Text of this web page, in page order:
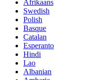
Afrikaans
Swedish
Polish
Basque
Catalan
Esperanto
Hindi
Lao
Albanian